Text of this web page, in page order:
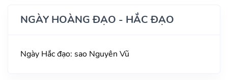
NGÀY HOÀNG ĐẠO - HẮC ĐẠO
Ngày Hắc đạo: sao Nguyên Vũ